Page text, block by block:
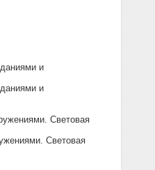
и
и
Световая
Световая